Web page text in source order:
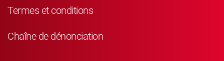
Termes et conditions
Chaîne de dénonciation